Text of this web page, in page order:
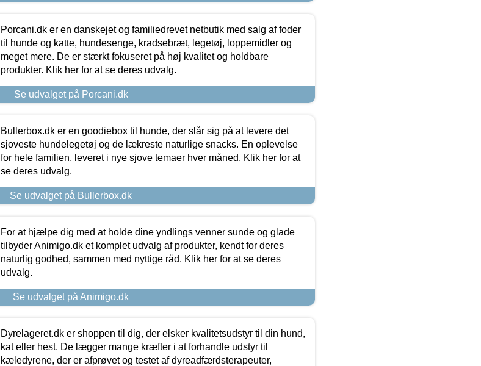
Porcani.dk er en danskejet og familiedrevet netbutik med salg af foder
til hunde og katte, hundesenge, kradsebræt, legetøj, loppemidler og
meget mere. De er stærkt fokuseret på høj kvalitet og holdbare
produkter. Klik her for at se deres udvalg.
Se udvalget på Porcani.dk
Bullerbox.dk er en goodiebox til hunde, der slår sig på at levere det
sjoveste hundelegetøj og de lækreste naturlige snacks. En oplevelse
for hele familien, leveret i nye sjove temaer hver måned. Klik her for at
se deres udvalg.
Se udvalget på Bullerbox.dk
For at hjælpe dig med at holde dine yndlings venner sunde og glade
tilbyder Animigo.dk et komplet udvalg af produkter, kendt for deres
naturlig godhed, sammen med nyttige råd. Klik her for at se deres
udvalg.
Se udvalget på Animigo.dk
Dyrelageret.dk er shoppen til dig, der elsker kvalitetsudstyr til din hund,
kat eller hest. De lægger mange kræfter i at forhandle udstyr til
kæledyrene, der er afprøvet og testet af dyreadfærdsterapeuter,